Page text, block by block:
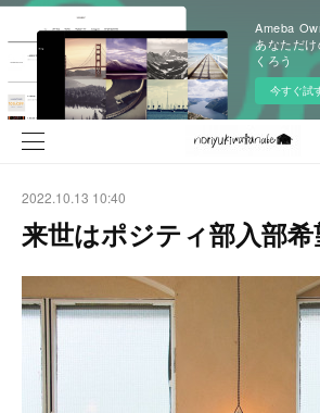
Ameba
あなただ
くろう
今すぐ試
2022.10.13 10:40
来世はポジティ部入部希